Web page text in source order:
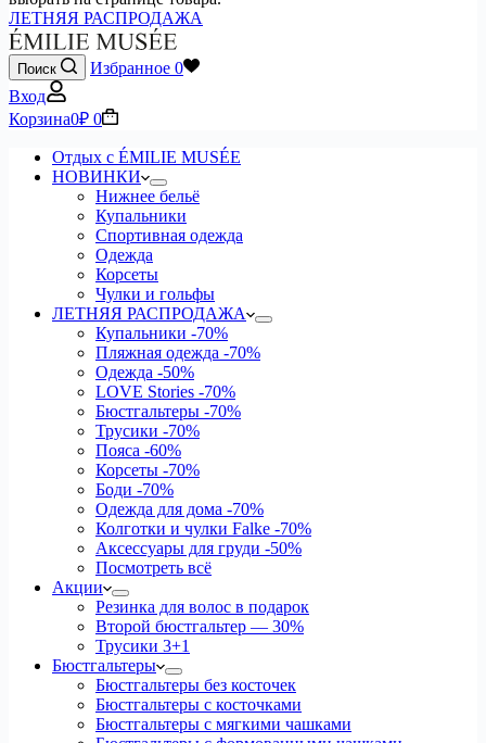
ЛЕТНЯЯ РАСПРОДАЖА
Поиск Избранное 0
Вход
Корзина0₽ 0
Отдых с ÉMILIE MUSÉE
НОВИНКИ
Нижнее бельё
Купальники
Спортивная одежда
Одежда
Корсеты
Чулки и гольфы
ЛЕТНЯЯ РАСПРОДАЖА
Купальники -70%
Пляжная одежда -70%
Одежда -50%
LOVE Stories -70%
Бюстгальтеры -70%
Трусики -70%
Пояса -60%
Корсеты -70%
Боди -70%
Одежда для дома -70%
Колготки и чулки Falke -70%
Аксессуары для груди -50%
Посмотреть всё
Акции
Резинка для волос в подарок
Второй бюстгальтер — 30%
Трусики 3+1
Бюстгальтеры
Бюстгальтеры без косточек
Бюстгальтеры с косточками
Бюстгальтеры с мягкими чашками